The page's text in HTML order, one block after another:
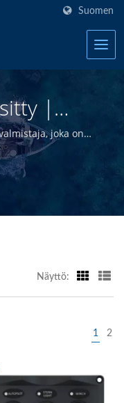
Suomen
|
joka on
sähkö- ja
ajan.
Näyttö:
1 2